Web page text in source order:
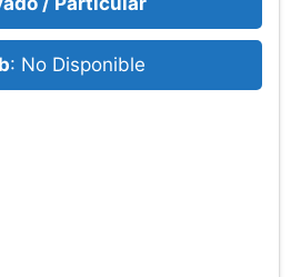
: No Disponible